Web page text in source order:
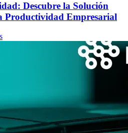
Descubre la Solución
Empresarial